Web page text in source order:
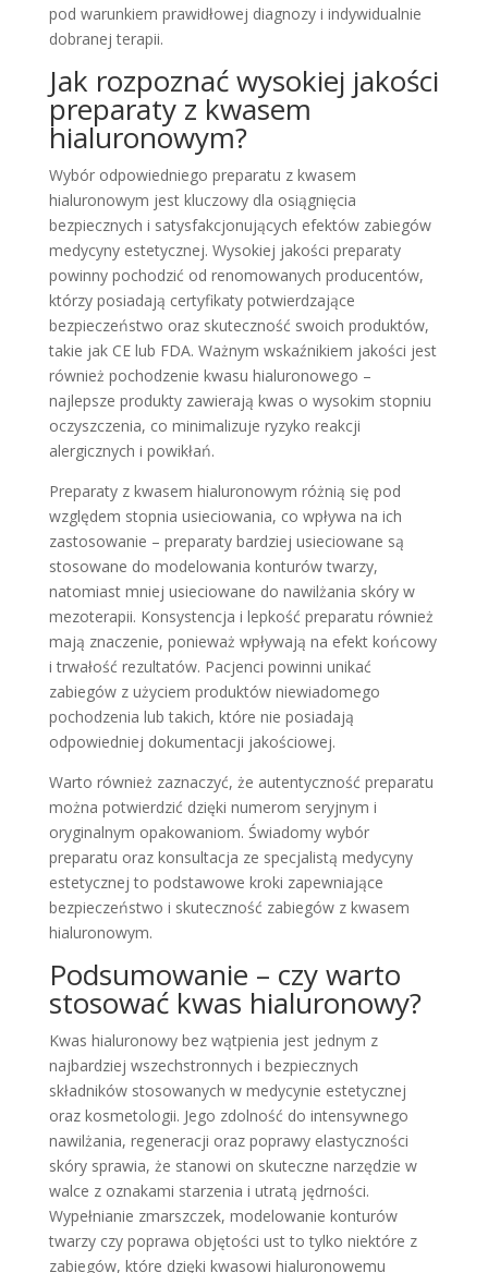
pod warunkiem prawidłowej diagnozy i indywidualnie
dobranej terapii.
Jak rozpoznać wysokiej jakości
preparaty z kwasem
hialuronowym?
Wybór odpowiedniego preparatu z kwasem
hialuronowym jest kluczowy dla osiągnięcia
bezpiecznych i satysfakcjonujących efektów zabiegów
medycyny estetycznej. Wysokiej jakości preparaty
powinny pochodzić od renomowanych producentów,
którzy posiadają certyfikaty potwierdzające
bezpieczeństwo oraz skuteczność swoich produktów,
takie jak CE lub FDA. Ważnym wskaźnikiem jakości jest
również pochodzenie kwasu hialuronowego –
najlepsze produkty zawierają kwas o wysokim stopniu
oczyszczenia, co minimalizuje ryzyko reakcji
alergicznych i powikłań.
Preparaty z kwasem hialuronowym różnią się pod
względem stopnia usieciowania, co wpływa na ich
zastosowanie – preparaty bardziej usieciowane są
stosowane do modelowania konturów twarzy,
natomiast mniej usieciowane do nawilżania skóry w
mezoterapii. Konsystencja i lepkość preparatu również
mają znaczenie, ponieważ wpływają na efekt końcowy
i trwałość rezultatów. Pacjenci powinni unikać
zabiegów z użyciem produktów niewiadomego
pochodzenia lub takich, które nie posiadają
odpowiedniej dokumentacji jakościowej.
Warto również zaznaczyć, że autentyczność preparatu
można potwierdzić dzięki numerom seryjnym i
oryginalnym opakowaniom. Świadomy wybór
preparatu oraz konsultacja ze specjalistą medycyny
estetycznej to podstawowe kroki zapewniające
bezpieczeństwo i skuteczność zabiegów z kwasem
hialuronowym.
Podsumowanie – czy warto
stosować kwas hialuronowy?
Kwas hialuronowy bez wątpienia jest jednym z
najbardziej wszechstronnych i bezpiecznych
składników stosowanych w medycynie estetycznej
oraz kosmetologii. Jego zdolność do intensywnego
nawilżania, regeneracji oraz poprawy elastyczności
skóry sprawia, że stanowi on skuteczne narzędzie w
walce z oznakami starzenia i utratą jędrności.
Wypełnianie zmarszczek, modelowanie konturów
twarzy czy poprawa objętości ust to tylko niektóre z
zabiegów, które dzięki kwasowi hialuronowemu